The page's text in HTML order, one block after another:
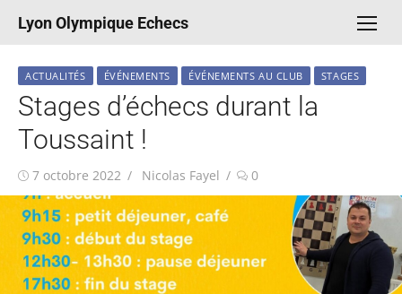
Lyon Olympique Echecs
ACTUALITÉS ÉVÉNEMENTS ÉVÉNEMENTS AU CLUB STAGES
Stages d’échecs durant la
Toussaint !
Publié
le
7 octobre 2022 Auteur/autrice
Nicolas Fayel 0